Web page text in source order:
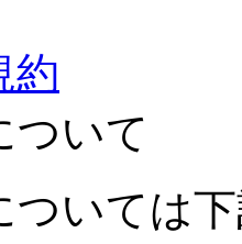
約
ついて
ついては